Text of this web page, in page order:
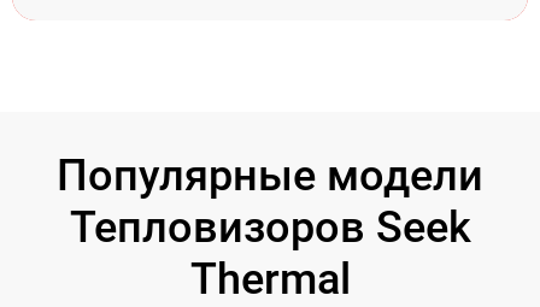
Популярные модели
Тепловизоров Seek
Thermal